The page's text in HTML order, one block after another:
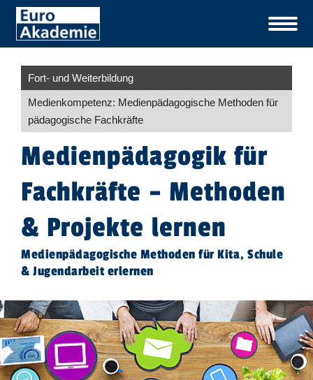
Fort- und Weiterbildung
Medienkompetenz: Medienpädagogische Methoden für
pädagogische Fachkräfte
Medienpädagogik für
Fachkräfte – Methoden
& Projekte lernen
Medienpädagogische Methoden für Kita, Schule
& Jugendarbeit erlernen